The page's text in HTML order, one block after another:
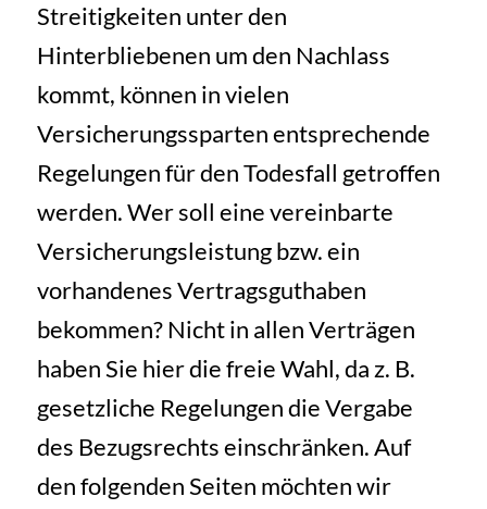
Streitigkeiten unter den
Hinterbliebenen um den Nachlass
kommt, können in vielen
Versicherungssparten entsprechende
Regelungen für den Todesfall getroffen
werden. Wer soll eine vereinbarte
Versicherungsleistung bzw. ein
vorhandenes Vertragsguthaben
bekommen? Nicht in allen Verträgen
haben Sie hier die freie Wahl, da z. B.
gesetzliche Regelungen die Vergabe
des Bezugsrechts einschränken. Auf
den folgenden Seiten möchten wir